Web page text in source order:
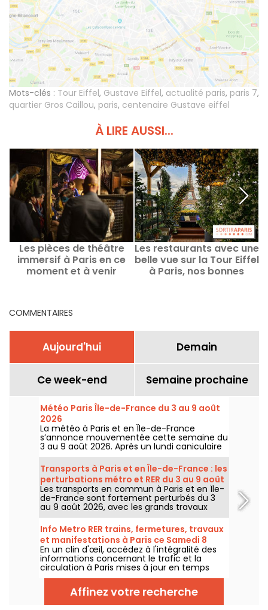
Mots-clés : Tour Eiffel, Gustave Eiffel, actualité paris, paris 7,
quartier Gros Caillou, paris, centenaire Gustave eiffel
À LIRE AUSSI...
Les pièces de théâtre
immersif à Paris en ce
moment et à venir
Les restaurants avec une
belle vue sur la Tour Eiffel
à Paris, nos bonnes
COMMENTAIRES
Aujourd'hui Demain
Ce week-end Semaine prochaine
Météo Paris Île-de-France du 3 au 9 août
2026
La météo à Paris et en Île-de-France
s’annonce mouvementée cette semaine du
3 au 9 août 2026. Après un lundi caniculaire
marqué par un risque d’orages, les
températures vont progressivement baisser
avant le retour d’un temps plus chaud et
ensoleillé pour le week-end.
Transports à Paris et en Île-de-France : les
perturbations métro et RER du 3 au 9 août
2026
Les transports en commun à Paris et en Île-
de-France sont fortement perturbés du 3
au 9 août 2026, avec les grands travaux
d'été qui impactent très durement
certaines lignes, selon la RATP et SNCF.
Info Metro RER trains, fermetures, travaux
et manifestations à Paris ce Samedi 8
août 2026
En un clin d'œil, accédez à l'intégralité des
informations concernant le trafic et la
circulation à Paris mises à jour en temps
réel. Metro RER et Transilien de la RATP,
travaux, circulation, grands évènements et
manifestations, on vous donne toutes les
informations pratiques à connaître avant de
Affinez votre recherche